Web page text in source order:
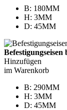
B: 180MM
H: 3MM
D: 45MM
Hinzufügen
im Warenkorb
B: 290MM
H: 3MM
D: 45MM